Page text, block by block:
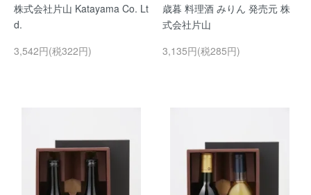
株式会社片山 Katayama Co. Lt
d.
3,542円(税322円)
歳暮 料理酒 みりん 発売元 株
式会社片山
3,135円(税285円)